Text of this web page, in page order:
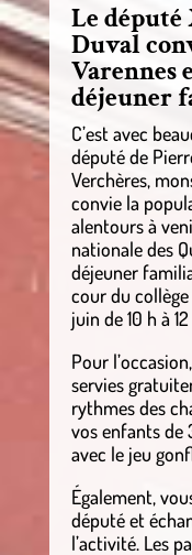
Le
Duval
Varennes
déjeuner
C’est avec
député de
Verchères,
convie la
alentours à
nationale des
déjeuner
cour du
juin de 10 h à
Pour
servies
rythmes des
vos enfants de
avec le jeu
Également,
député et
l’activité. Les